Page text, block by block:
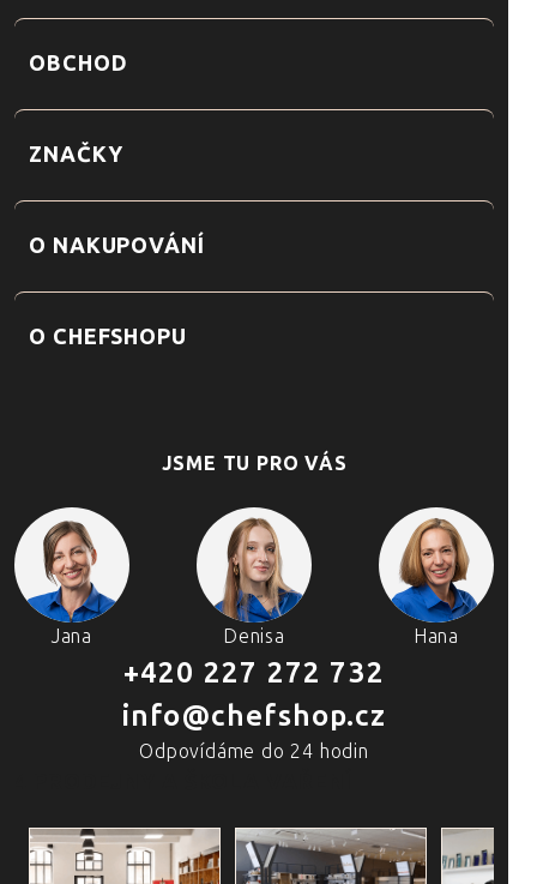
OBCHOD
ZNAČKY
O NAKUPOVÁNÍ
O CHEFSHOPU
JSME TU PRO VÁS
Jana Denisa Hana
+420 227 272 732
info@chefshop.cz
Odpovídáme do 24 hodin